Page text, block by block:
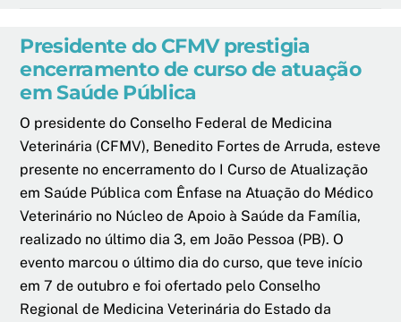
Presidente do CFMV prestigia
encerramento de curso de atuação
em Saúde Pública
O presidente do Conselho Federal de Medicina
Veterinária (CFMV), Benedito Fortes de Arruda, esteve
presente no encerramento do I Curso de Atualização
em Saúde Pública com Ênfase na Atuação do Médico
Veterinário no Núcleo de Apoio à Saúde da Família,
realizado no último dia 3, em João Pessoa (PB). O
evento marcou o último dia do curso, que teve início
em 7 de outubro e foi ofertado pelo Conselho
Regional de Medicina Veterinária do Estado da